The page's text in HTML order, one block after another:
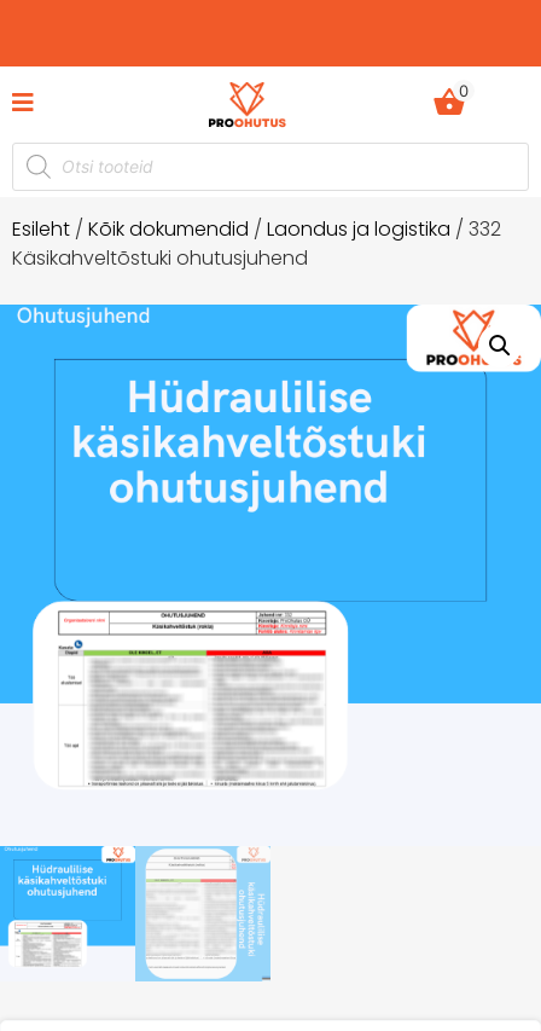
hetkel -60%
Ohutusjuhendid hetkel -
0
Esileht / Kõik dokumendid / Laondus ja logistika / 332
Käsikahveltõstuki ohutusjuhend